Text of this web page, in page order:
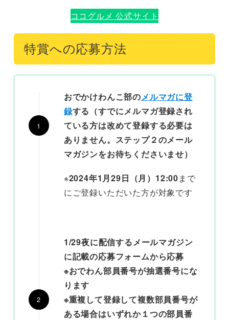
ココグルメ 公式サイト
特賞への応募方法
おでかけわんこ部のメルマガに登
録する（すでにメルマガ登録され
ている方は改めて登録する必要は
ありません。ステップ２のメール
マガジンをお待ちくださいませ）
※2024年1月29日（月）12:00まで
にご登録いただいた方が対象です
1/29夜に配信するメールマガジン
に記載の応募フォームから応募
※おでわん部員番号が抽選番号にな
ります
※重複して登録して複数部員番号が
ある場合はいずれか１つの部員番